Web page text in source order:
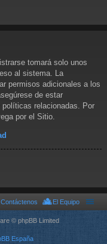
tomará solo unos
al sistema. La
permisos adicionales a los
de estar
relacionadas. Por
por el Sitio.
El Equipo
Contáctenos
© phpBB Limited
España